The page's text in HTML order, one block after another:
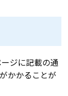
ジに記載の通
かかることが